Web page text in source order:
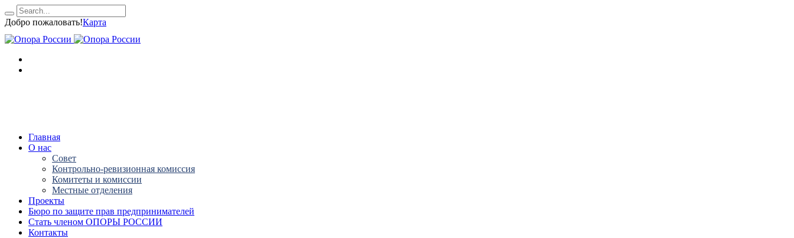
Добро пожаловать!Карта
Главная
О нас
Совет
Контрольно-ревизионная комиссия
Комитеты и комиссии
Местные отделения
Проекты
Бюро по защите прав предпринимателей
Стать членом ОПОРЫ РОССИИ
Контакты